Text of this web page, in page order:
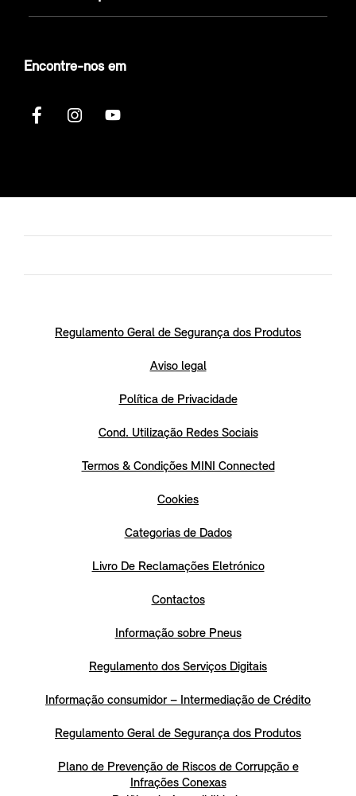
Encontre-nos em
Regulamento Geral de Segurança dos Produtos
Aviso legal
Política de Privacidade
Cond. Utilização Redes Sociais
Termos & Condições MINI Connected
Cookies
Categorias de Dados
Livro De Reclamações Eletrónico
Contactos
Informação sobre Pneus
Regulamento dos Serviços Digitais
Informação consumidor – Intermediação de Crédito
Regulamento Geral de Segurança dos Produtos
Plano de Prevenção de Riscos de Corrupção e
Infrações Conexas